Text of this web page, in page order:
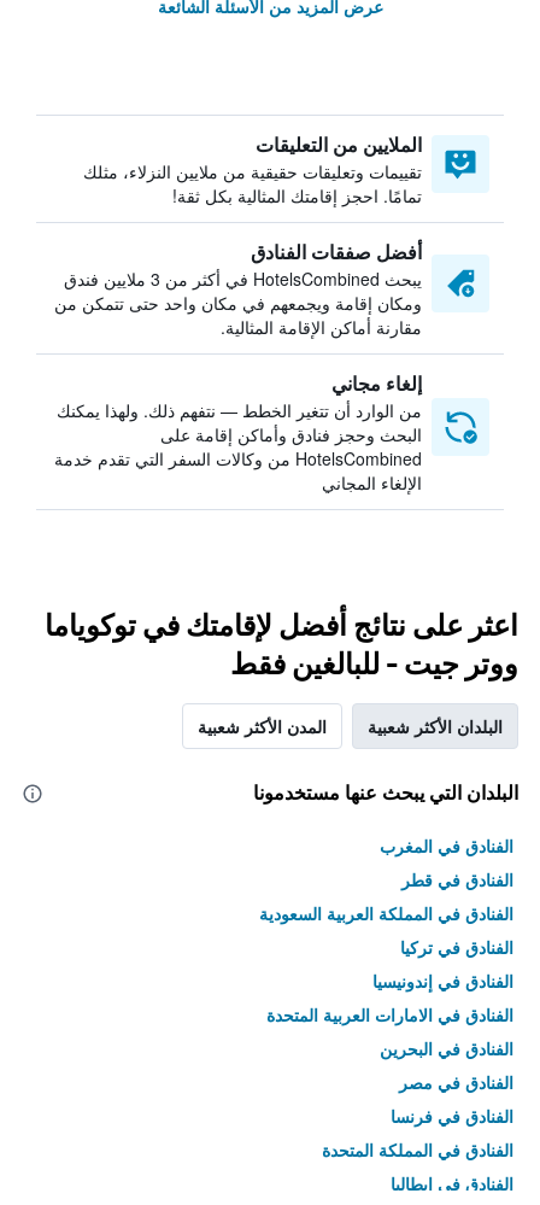
عرض المزيد من الأسئلة الشائعة
الملايين من التعليقات
تقييمات وتعليقات حقيقية من ملايين النزلاء، مثلك
تمامًا. احجز إقامتك المثالية بكل ثقة!
أفضل صفقات الفنادق
يبحث HotelsCombined في أكثر من 3 ملايين فندق
ومكان إقامة ويجمعهم في مكان واحد حتى تتمكن من
مقارنة أماكن الإقامة المثالية.
إلغاء مجاني
من الوارد أن تتغير الخطط — نتفهم ذلك. ولهذا يمكنك
البحث وحجز فنادق وأماكن إقامة على
HotelsCombined من وكالات السفر التي تقدم خدمة
الإلغاء المجاني
اعثر على نتائج أفضل لإقامتك في توكوياما
ووتر جيت - للبالغين فقط
البلدان الأكثر شعبية المدن الأكثر شعبية
البلدان التي يبحث عنها مستخدمونا
الفنادق في المغرب
الفنادق في قطر
الفنادق في المملكة العربية السعودية
الفنادق في تركيا
الفنادق في إندونيسيا
الفنادق في الامارات العربية المتحدة
الفنادق في البحرين
الفنادق في مصر
الفنادق في فرنسا
الفنادق في المملكة المتحدة
الفنادق في إيطاليا